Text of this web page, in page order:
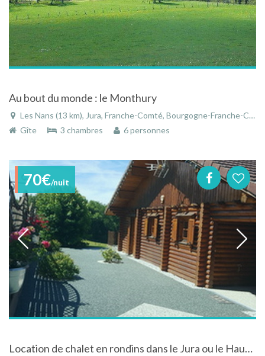
Au bout du monde : le Monthury
Les Nans (13 km), Jura, Franche-Comté, Bourgogne-Franche-Comté, France
Gîte
3 chambres 6 personnes
70€/nuit
Location de chalet en rondins dans le Jura ou le Haut Jura : Les chalets des chemins verts